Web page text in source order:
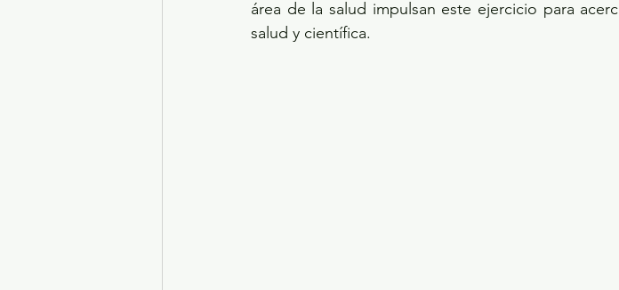
área de la salud impulsan este ejercicio para
salud y científica.